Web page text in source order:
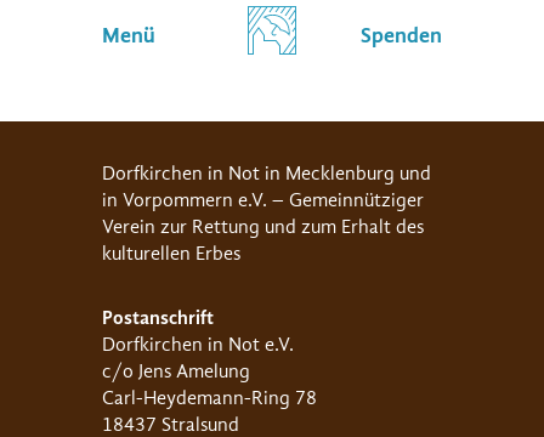
Menü Spenden
Dorfkirchen in Not in Mecklenburg und
in Vorpommern e.V. – Gemeinnütziger
Verein zur Rettung und zum Erhalt des
kulturellen Erbes
Postanschrift
Dorfkirchen in Not e.V.
c/o Jens Amelung
Carl-Heydemann-Ring 78
18437 Stralsund